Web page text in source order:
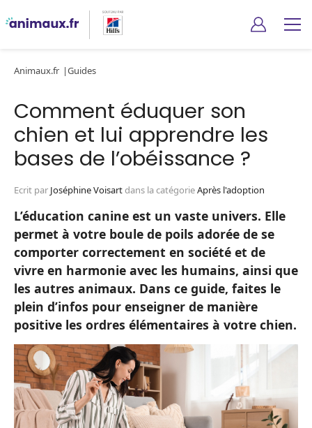
Animaux.fr Guides
Comment éduquer son
chien et lui apprendre les
bases de l’obéissance ?
Ecrit par Joséphine Voisartdans la catégorieAprès l'adoption
L’éducation canine est un vaste univers. Elle
permet à votre boule de poils adorée de se
comporter correctement en société et de
vivre en harmonie avec les humains, ainsi que
les autres animaux. Dans ce guide, faites le
plein d’infos pour enseigner de manière
positive les ordres élémentaires à votre chien.